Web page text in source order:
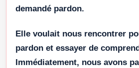
demandé pardon.
Elle voulait nous rencontrer
pardon et essayer de
Immédiatement, nous avons